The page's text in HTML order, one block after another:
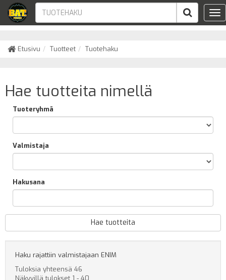
Etusivu Tuotteet Tuotehaku
Hae tuotteita nimellä
Tuoteryhmä
Valmistaja
Hakusana
Haku rajattiin valmistajaan ENIM
Tuloksia yhteensä 46
Näkyvillä tulokset 1 - 40